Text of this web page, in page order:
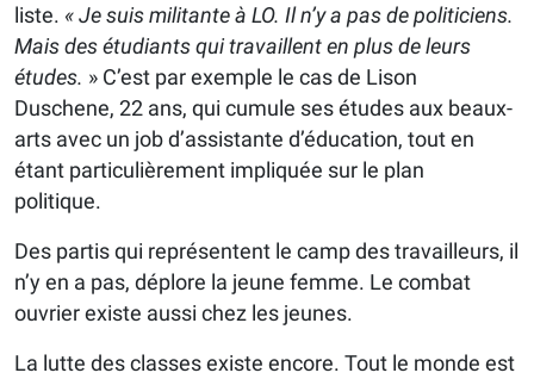
liste. « Je suis militante à LO. Il n’y a pas de politiciens.
Mais des étudiants qui travaillent en plus de leurs
études. » C’est par exemple le cas de Lison
Duschene, 22 ans, qui cumule ses études aux beaux-
arts avec un job d’assistante d’éducation, tout en
étant particulièrement impliquée sur le plan
politique.
Des partis qui représentent le camp des travailleurs, il
n’y en a pas, déplore la jeune femme. Le combat
ouvrier existe aussi chez les jeunes.
La lutte des classes existe encore. Tout le monde est